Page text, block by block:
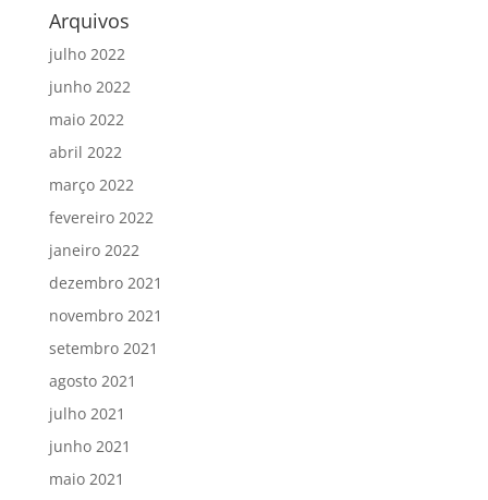
Arquivos
julho 2022
junho 2022
maio 2022
abril 2022
março 2022
fevereiro 2022
janeiro 2022
dezembro 2021
novembro 2021
setembro 2021
agosto 2021
julho 2021
junho 2021
maio 2021